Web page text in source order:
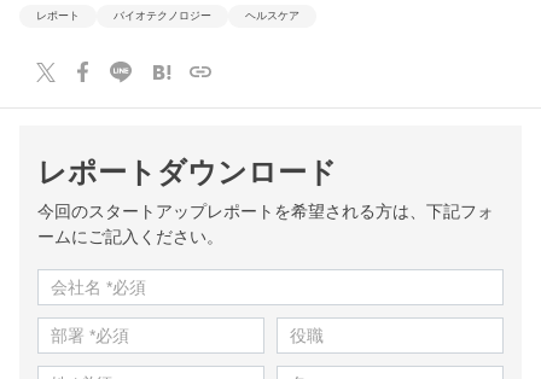
レポート バイオテクノロジー ヘルスケア